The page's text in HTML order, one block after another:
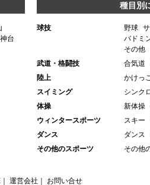
台
種目別
球技 野球
バドミ
その他
武道・格闘技
合気道
陸上
かけっ
スイミング
シンク
体操
新体操
ウィンタースポーツ
スキー
ダンス
ダンス
その他のスポーツ
その他
運営会社 お問い合せ